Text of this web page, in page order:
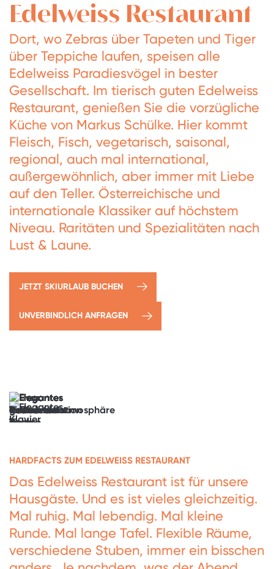
Edelweiss Restaurant
Dort, wo Zebras über Tapeten und Tiger
über Teppiche laufen, speisen alle
Edelweiss Paradiesvögel in bester
Gesellschaft. Im tierisch guten Edelweiss
Restaurant, genießen Sie die vorzügliche
Küche von Markus Schülke. Hier kommt
Fleisch, Fisch, vegetarisch, saisonal,
regional, auch mal international,
außergewöhnlich, aber immer mit Liebe
auf den Teller. Österreichische und
internationale Klassiker auf höchstem
Niveau. Raritäten und Spezialitäten nach
Lust & Laune.
JETZT SKIURLAUB BUCHEN
UNVERBINDLICH ANFRAGEN
Vom
Dinner
zur
Tafel.
Alles
ist
möglich.
HARDFACTS ZUM EDELWEISS RESTAURANT
Das Edelweiss Restaurant ist für unsere
Hausgäste. Und es ist vieles gleichzeitig.
Mal ruhig. Mal lebendig. Mal kleine
Runde. Mal lange Tafel. Flexible Räume,
verschiedene Stuben, immer ein bisschen